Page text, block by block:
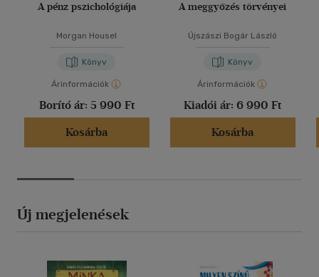
A pénz pszichológiája
Morgan Housel
Könyv
Árinformációk
Borító ár: 5 990 Ft
Kosárba
A meggyőzés törvényei
Újszászi Bogár László
Könyv
Árinformációk
Kiadói ár: 6 990 Ft
Kosárba
Új megjelenések